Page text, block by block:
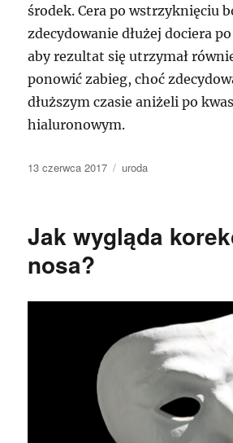
środek. Cera po wstrzyknięciu
zdecydowanie dłużej dociera
aby rezultat się utrzymał
ponowić zabieg, choć
dłuższym czasie aniżeli po
hialuronowym.
Data
13 czerwca 2017 Kategorie
uroda
Jak wygląda
nosa?